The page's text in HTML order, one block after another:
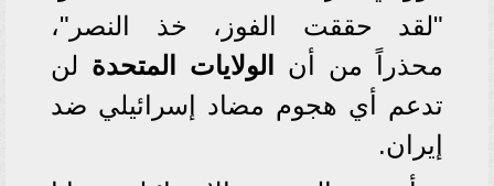
"لقد حققت الفوز، خذ النصر"،
محذراً من أن
الولايات المتحدة لن
تدعم أي هجوم مضاد إسرائيلي ضد
إيران.